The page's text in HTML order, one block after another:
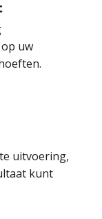
uw
uitvoering,
kunt